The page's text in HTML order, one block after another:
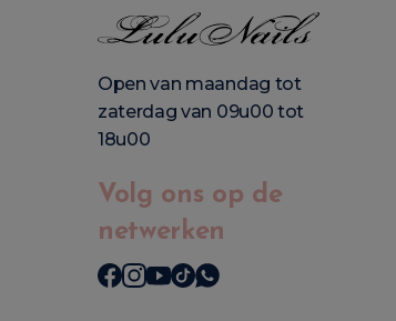
Open van maandag tot
zaterdag van 09u00 tot
18u00
Volg ons op de
netwerken